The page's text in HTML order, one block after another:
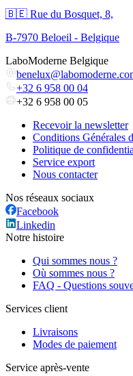
🇧🇪 Rue du Bosquet, 8,
B-7970 Beloeil - Belgique
LaboModerne Belgique
+32 6 958 00 04
+32 6 958 00 05
Recevoir la newsletter
Conditions Générales
Politique de
Service export
Nous contacter
Nos réseaux sociaux
Facebook
Linkedin
Notre histoire
Qui sommes nous ?
Où sommes nous ?
FAQ - Questions
Services client
Livraisons
Modes de paiement
Service après-vente